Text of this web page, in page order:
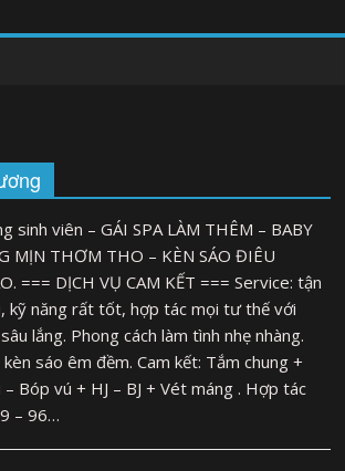
sinh viên – GÁI SPA LÀM THÊM – BABY
MỊN THƠM THO – KÈN SÁO ĐIÊU
=== DỊCH VỤ CAM KẾT === Service: tận
kỹ năng rất tốt, hợp tác mọi tư thế với
lắng. Phong cách làm tình nhẹ nhàng.
sáo êm đềm. Cam kết: Tắm chung +
Bóp vú + HJ – BJ + Vét máng . Hợp tác
– 96…